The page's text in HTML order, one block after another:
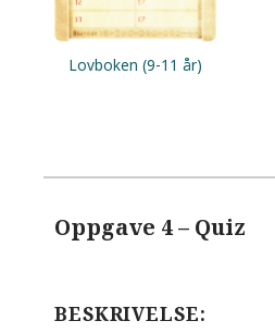
Lovboken (9-11 år)
Oppgave 4 – Quiz
BESKRIVELSE: